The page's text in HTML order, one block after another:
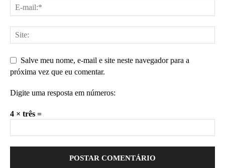
Salve meu nome, e-mail e site neste navegador para a
próxima vez que eu comentar.
Digite uma resposta em números:
4 × três =